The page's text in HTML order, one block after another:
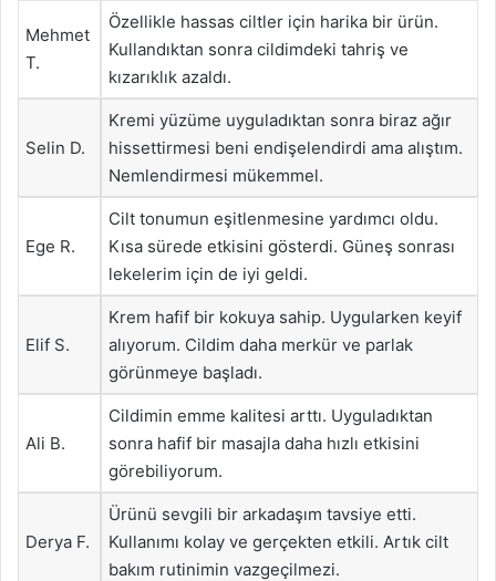
Mehmet
T.
Özellikle hassas ciltler için harika bir ürün.
Kullandıktan sonra cildimdeki tahriş ve
kızarıklık azaldı.
Selin D.
Kremi yüzüme uyguladıktan sonra biraz ağır
hissettirmesi beni endişelendirdi ama alıştım.
Nemlendirmesi mükemmel.
Ege R.
Cilt tonumun eşitlenmesine yardımcı oldu.
Kısa sürede etkisini gösterdi. Güneş sonrası
lekelerim için de iyi geldi.
Elif S.
Krem hafif bir kokuya sahip. Uygularken keyif
alıyorum. Cildim daha merkür ve parlak
görünmeye başladı.
Ali B.
Cildimin emme kalitesi arttı. Uyguladıktan
sonra hafif bir masajla daha hızlı etkisini
görebiliyorum.
Derya F.
Ürünü sevgili bir arkadaşım tavsiye etti.
Kullanımı kolay ve gerçekten etkili. Artık cilt
bakım rutinimin vazgeçilmezi.